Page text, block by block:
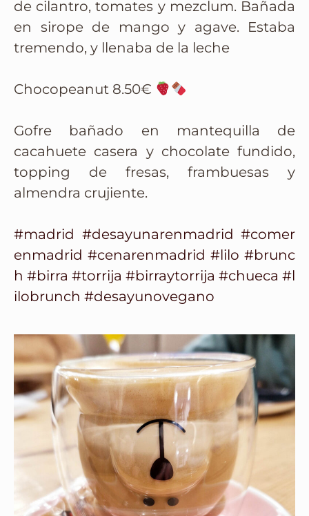
de cilantro, tomates y mezclum. Bañada
en sirope de mango y agave. Estaba
tremendo, y llenaba de la leche
Chocopeanut 8.50€
Gofre bañado en mantequilla de
cacahuete casera y chocolate fundido,
topping de fresas, frambuesas y
almendra crujiente.
#madrid #desayunarenmadrid #comer
enmadrid #cenarenmadrid #lilo #brunc
h #birra #torrija #birraytorrija #chueca #l
ilobrunch #desayunovegano